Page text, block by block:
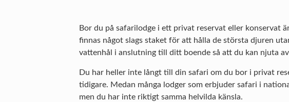
Bor du på safarilodge i ett privat reservat eller konservat
finnas något slags staket för att hålla de största djuren
vattenhål i anslutning till ditt boende så att du kan njuta
Du har heller inte långt till din safari om du bor i privat
tidigare. Medan många lodger som erbjuder safari i
men du har inte riktigt samma helvilda känsla.